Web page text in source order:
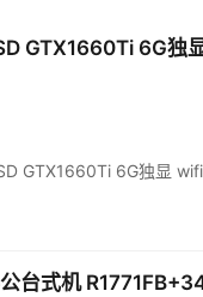
GTX1660Ti 6G独
GTX1660Ti 6G独显
台式机